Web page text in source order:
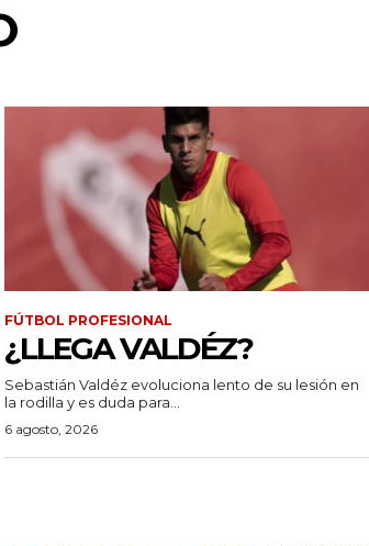
FÚTBOL PROFESIONAL
¿LLEGA VALDÉZ?
Sebastián Valdéz evoluciona lento de su lesión en
la rodilla y es duda para...
6 agosto, 2026